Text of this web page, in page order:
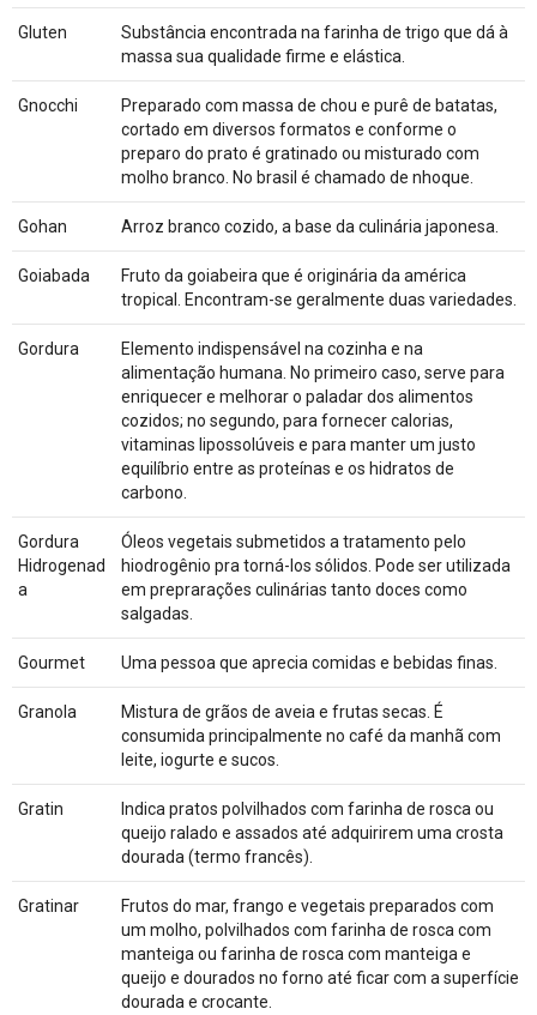
Gluten
Substância encontrada na farinha de trigo que dá à
massa sua qualidade firme e elástica.
Gnocchi
Preparado com massa de chou e purê de batatas,
cortado em diversos formatos e conforme o
preparo do prato é gratinado ou misturado com
molho branco. No brasil é chamado de nhoque.
Gohan Arroz branco cozido, a base da culinária japonesa.
Goiabada
Fruto da goiabeira que é originária da américa
tropical. Encontram-se geralmente duas variedades.
Gordura
Elemento indispensável na cozinha e na
alimentação humana. No primeiro caso, serve para
enriquecer e melhorar o paladar dos alimentos
cozidos; no segundo, para fornecer calorias,
vitaminas lipossolúveis e para manter um justo
equilíbrio entre as proteínas e os hidratos de
carbono.
Gordura
Hidrogenad
a
Óleos vegetais submetidos a tratamento pelo
hiodrogênio pra torná-los sólidos. Pode ser utilizada
em preprarações culinárias tanto doces como
salgadas.
Gourmet Uma pessoa que aprecia comidas e bebidas finas.
Granola
Mistura de grãos de aveia e frutas secas. É
consumida principalmente no café da manhã com
leite, iogurte e sucos.
Gratin
Indica pratos polvilhados com farinha de rosca ou
queijo ralado e assados até adquirirem uma crosta
dourada (termo francês).
Gratinar
Frutos do mar, frango e vegetais preparados com
um molho, polvilhados com farinha de rosca com
manteiga ou farinha de rosca com manteiga e
queijo e dourados no forno até ficar com a superfície
dourada e crocante.